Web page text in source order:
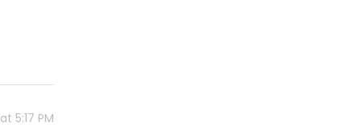
5:17 PM